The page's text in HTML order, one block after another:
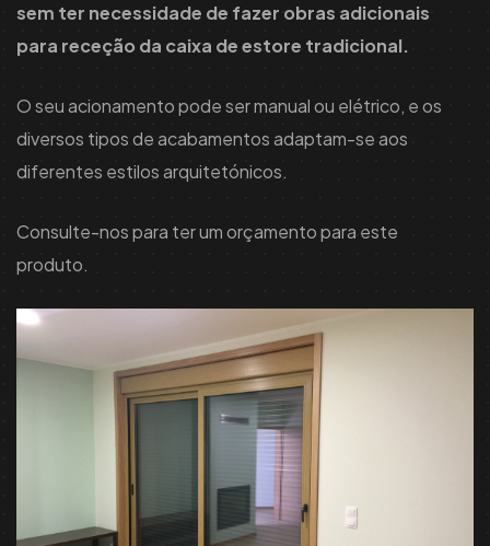
sem ter necessidade de fazer obras adicionais
para receção da caixa de estore tradicional.
O seu acionamento pode ser manual ou elétrico, e os
diversos tipos de acabamentos adaptam-se aos
diferentes estilos arquitetónicos.
Consulte-nos para ter um orçamento para este
produto.